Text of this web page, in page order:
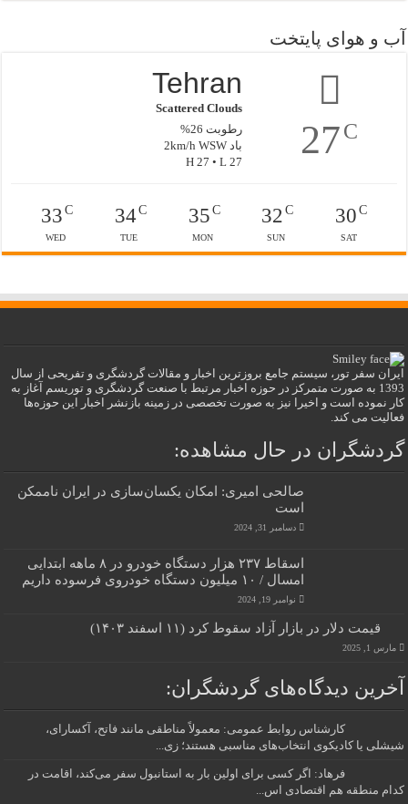
آب و هوای پایتخت
27C
Tehran
Scattered Clouds
رطوبت 26%
باد 2km/h WSW
H 27 • L 27
30C
SAT
32 C
SUN
35C
MON
34C
TUE
33C
WED
ایران سفر تور، سیستم جامع بروزترین اخبار و مقالات گردشگری و تفریحی از سال
1393 به صورت متمرکز در حوزه اخبار مرتبط با صنعت گردشگری و توریسم آغاز به
کار نموده است و اخیرا نیز به صورت تخصصی در زمینه بازنشر اخبار این حوزه‌ها
فعالیت می کند.
گردشگران در حال مشاهده:
صالحی امیری: امکان یکسان‌سازی در ایران ناممکن
است
دسامبر 31, 2024
اسقاط ۲۳۷ هزار دستگاه خودرو در ۸ ماهه ابتدایی
امسال / ۱۰ میلیون دستگاه خودروی فرسوده داریم
نوامبر 19, 2024
قیمت دلار در بازار آزاد سقوط کرد (۱۱ اسفند ۱۴۰۳)
مارس 1, 2025
آخرین دیدگاه‌های گردشگران:
کارشناس روابط عمومی: معمولاً مناطقی مانند فاتح، آکسارای،
شیشلی یا کادیکوی انتخاب‌های مناسبی هستند؛ زی...
فرهاد: اگر کسی برای اولین بار به استانبول سفر می‌کند، اقامت در
کدام منطقه هم اقتصادی اس...